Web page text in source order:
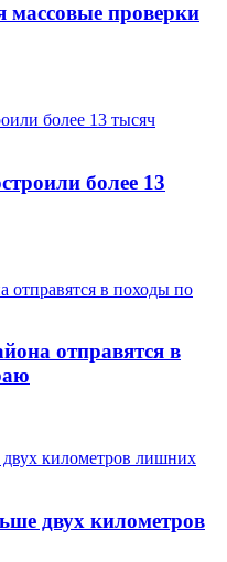
проверки
более 13
отправятся в
двух километров